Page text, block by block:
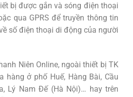
bị được gắn và sóng điện thoại
qua GPRS để truyền thông tin
số điện thoại di động của người
Niên Online, ngoài thiết bị TK
hàng ở phố Huế, Hàng Bài, Cầu
Lý Nam Đế (Hà Nội)… hay trên